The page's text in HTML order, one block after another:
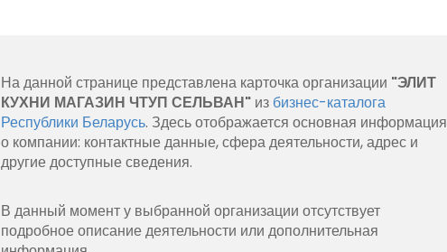
На данной странице представлена карточка организации "ЭЛИТ
КУХНИ МАГАЗИН ЧТУП СЕЛЬВАН" из бизнес-каталога
Республики Беларусь. Здесь отображается основная информация
о компании: контактные данные, сфера деятельности, адрес и
другие доступные сведения.
В данный момент у выбранной организации отсутствует
подробное описание деятельности или дополнительная